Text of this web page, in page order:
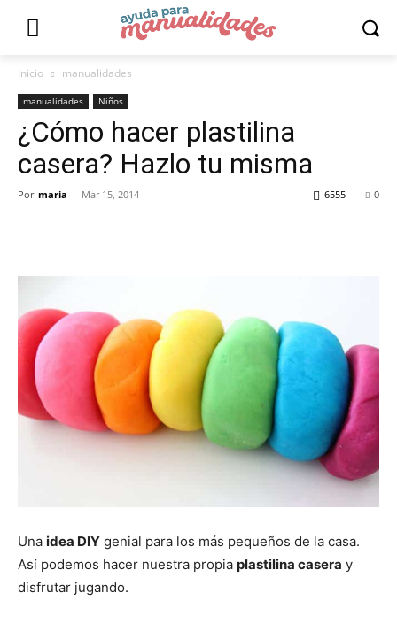
Inicio manualidades
manualidades Niños
¿Cómo hacer plastilina
casera? Hazlo tu misma
Por maria - Mar 15, 2014 0
6555
Una idea DIY genial para los más pequeños de la casa.
Así podemos hacer nuestra propia plastilina casera y
disfrutar jugando.